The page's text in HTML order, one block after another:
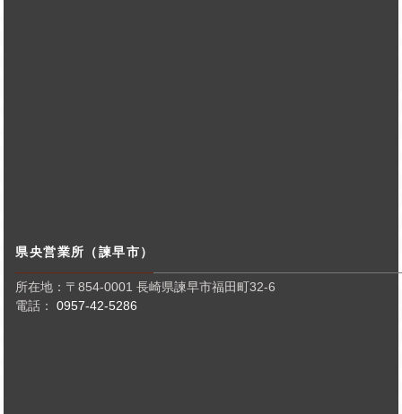
県央営業所（諫早市）
所在地：〒854-0001 長崎県諫早市福田町32-6
電話：0957-42-5286